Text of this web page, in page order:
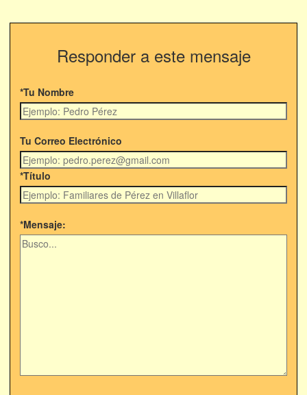
Responder a este mensaje
*Tu Nombre
Tu Correo Electrónico
*Título
*Mensaje: